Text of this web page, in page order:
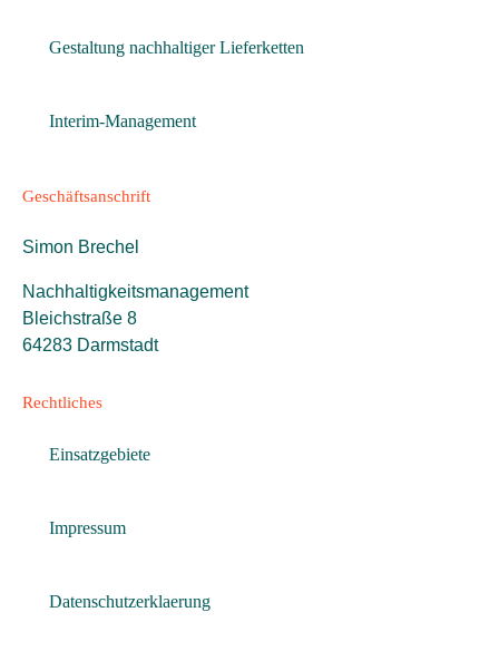
Gestaltung nachhaltiger Lieferketten
Interim-Management
Geschäftsanschrift
Simon Brechel
Nachhaltigkeitsmanagement
Bleichstraße 8
64283 Darmstadt
Rechtliches
Einsatzgebiete
Impressum
Datenschutzerklaerung